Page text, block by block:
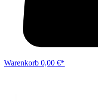
Warenkorb 0,00 €*